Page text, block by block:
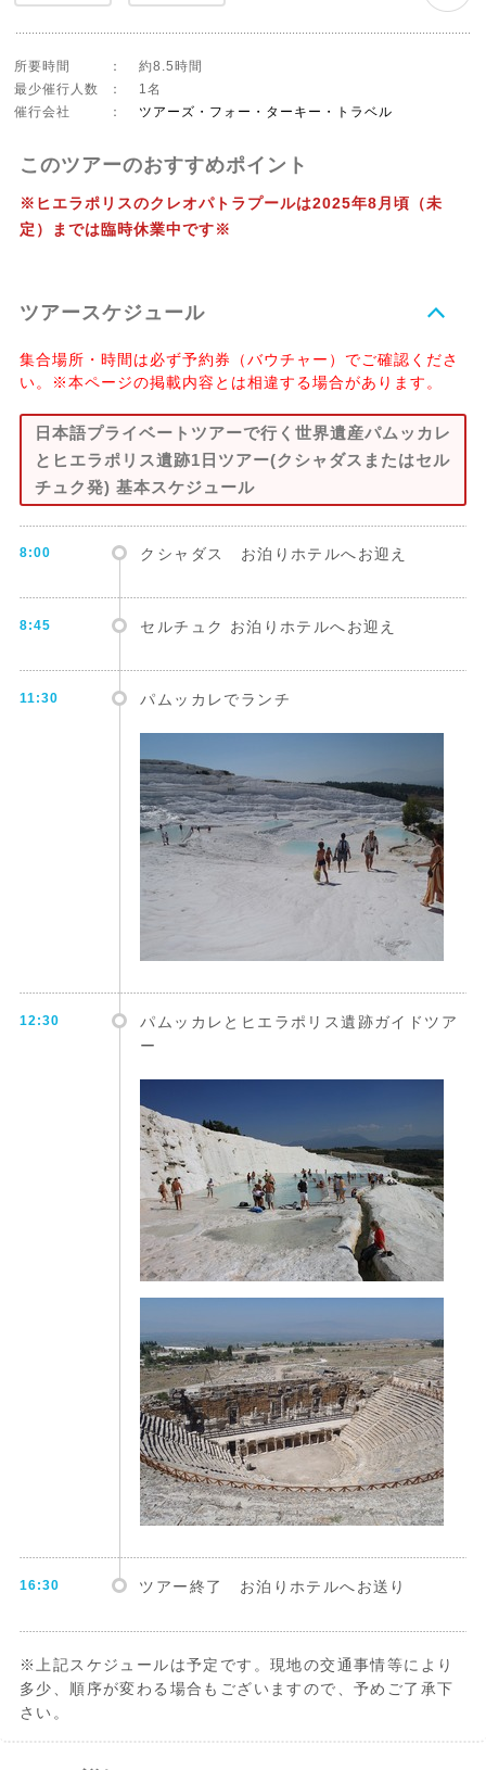
所要時間 ：
約8.5時間
最少催行人数
：
1名
催行会社
： ツアーズ・フォー・ターキー・トラベル
このツアーのおすすめポイント
※ヒエラポリスのクレオパトラプールは2025年8月頃（未
定）までは臨時休業中です※
ツアースケジュール
集合場所・時間は必ず予約券（バウチャー）でご確認くださ
い。※本ページの掲載内容とは相違する場合があります。
日本語プライベートツアーで行く世界遺産パムッカレ
とヒエラポリス遺跡1日ツアー(クシャダスまたはセル
チュク発) 基本スケジュール
8:00 クシャダス お泊りホテルへお迎え
8:45 セルチュク お泊りホテルへお迎え
11:30 パムッカレでランチ
12:30
パムッカレとヒエラポリス遺跡ガイドツア
ー
16:30 ツアー終了 お泊りホテルへお送り
※上記スケジュールは予定です。現地の交通事情等により
多少、順序が変わる場合もございますので、予めご了承下
さい。